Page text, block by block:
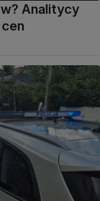
Analitycy